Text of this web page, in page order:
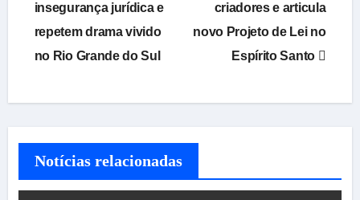
Post
insegurança jurídica e
repetem drama vivido
no Rio Grande do Sul
criadores e articula
novo Projeto de Lei no
Espírito Santo
Notícias relacionadas